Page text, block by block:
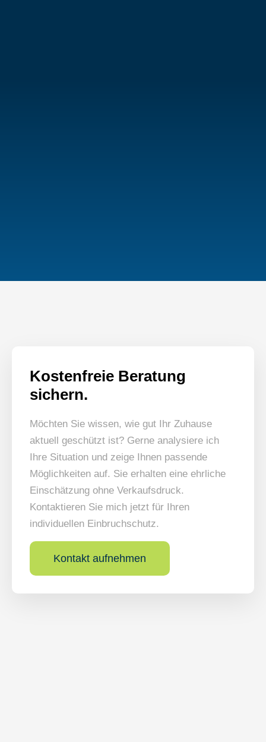
Kostenfreie Beratung
sichern.
Möchten Sie wissen, wie gut Ihr Zuhause
aktuell geschützt ist? Gerne analysiere ich
Ihre Situation und zeige Ihnen passende
Möglichkeiten auf. Sie erhalten eine ehrliche
Einschätzung ohne Verkaufsdruck.
Kontaktieren Sie mich jetzt für Ihren
individuellen Einbruchschutz.
Kontakt aufnehmen